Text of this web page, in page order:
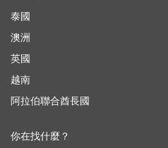
泰國
澳洲
英國
越南
阿拉伯聯合酋長國
你在找什麼？